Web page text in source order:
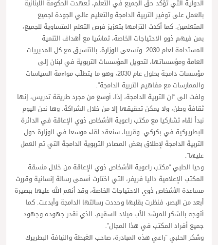
الدولية التي تؤكد حق الجميع في التعلم، تعهدت الحكومة اللبنانية
بالعمل على توفير التربية الدامجة والتعليم عالي الجودة لجميع
المتعلمين. كما أكدت التزامها بتعزيز فرص التعلم المتساوية للجميع،
بمن فيهم ذوو الاحتياجات الخاصة، تماشيا مع أهداف التنمية
المستدامة لعام 2030. وتسعى الوزارة، بالتنسيق مع كل المديريات
العامة ومؤسساتها، لتحويل المؤسسات التربوية في لبنان إلى
مؤسسات دامجة بحلول عام 2030، وهو ما يتطلّب مواءمة السياسات
والممارسات مع مفاهيم التربية الدامجة”.
ولفت الى “ان التربية الدامجة، إذا، أوسع من مجرد طريقة تدريس، إنها
ثقافة وطن، ولا يمكن تحقيقها إلا من خلال الشراكة. وها نحن اليوم
نبدأ لقاء تشاركيا مع مكتب راعوية الأشخاص ذوي الإعاقة في الدائرة
البطريركية في بكركي. وقريبا، سنعقد لقاء موسعا في الوزارة حول
التربية الدامجة لإطلاق بعض المصادر التربوية الدامجة التي تم العمل
عليها”.
وحيا الحلبي “مكتب راعوية الأشخاص ذوي الإعاقة من خلال منسقة
المكتب الإعلامية داليا فريفر، التي اختارت أسمى رسالة إنسانية وقررت
مساعدة الأشخاص ذوي الاحتياجات الخاصة، وقد أنعم الله عليها ببصيرة
أبعد من البصر، فنظرت بقلبها وحددت رسالتها الدامجة وأبدعت. كما
أتوجه بالشكر للمرشد الأب ميلاد السقيم، الذي نقدر جهوده وجهود
جميع أفراد المكتب في هذا المجال”.
وشكر الحلبي “راعي هذه المبادرة، صاحب الغبطة والنيافة البطريرك